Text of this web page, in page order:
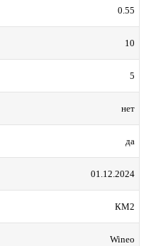
0.55
10
5
нет
да
01.12.2024
КМ2
Wineo